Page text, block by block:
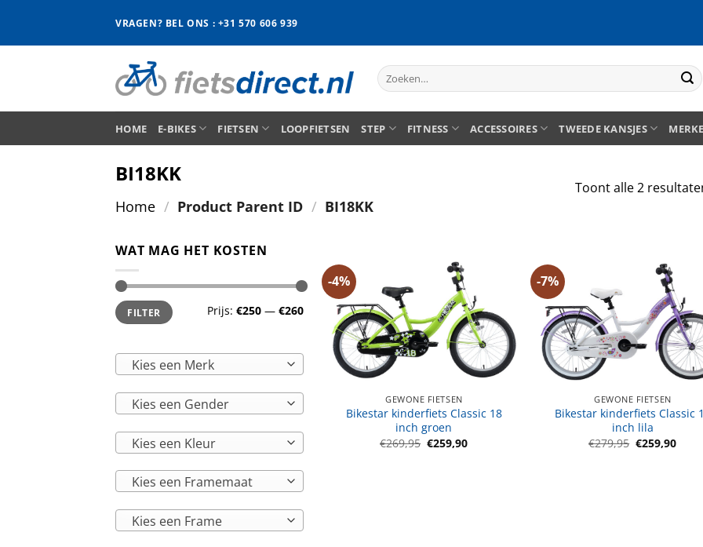
inhoud
VRAGEN? BEL ONS : +31 570 606 939
Zoeken
naar:
HOME E-BIKES FIETSEN LOOPFIETSEN STEP FITNESS ACCESSOIRES TWEEDE KANSJES
BI18KK
Home / Product Parent ID / BI18KK
Toont alle 2
WAT MAG HET KOSTEN
Min.
prijs
Max.
prijsFILTER Prijs: €250 — €260
Kies een Merk
Kies een Gender
Kies een Kleur
Kies een Framemaat
Kies een Frame
-4%
GEWONE FIETSEN
Bikestar kinderfiets Classic 18
inch groen
€269,95 Oorspronkelijke
€259,90Huidige
-7%
GEWONE FIETSEN
Bikestar kinderfiets Classic
inch lila
€279,95 €259,90